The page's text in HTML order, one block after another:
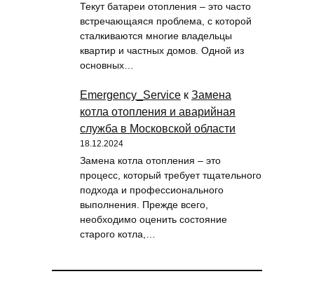
Текут батареи отопления – это часто
встречающаяся проблема, с которой
сталкиваются многие владельцы
квартир и частных домов. Одной из
основных…
Emergency_Service к Замена
котла отопления и аварийная
служба в Московской области
18.12.2024
Замена котла отопления – это
процесс, который требует тщательного
подхода и профессионального
выполнения. Прежде всего,
необходимо оценить состояние
старого котла,…